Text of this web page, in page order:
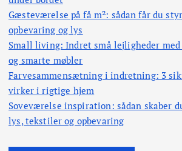
s
i
n
d
Gæsteværelse på få m²: sådan får du
opbevaring og lys
Small living: Indret små lejligheder med
og smarte møbler
Farvesammensætning i indretning: 3
virker i rigtige hjem
Soveværelse inspiration: sådan skaber
lys, tekstiler og opbevaring